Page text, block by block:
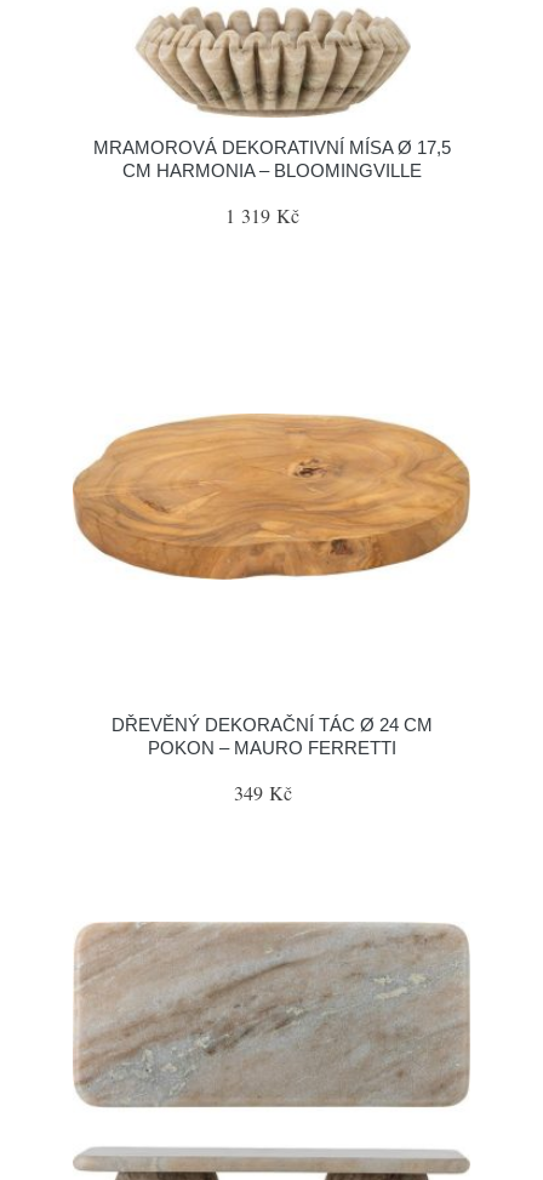
MRAMOROVÁ DEKORATIVNÍ MÍSA Ø 17,5
CM HARMONIA – BLOOMINGVILLE
1 319 Kč
DŘEVĚNÝ DEKORAČNÍ TÁC Ø 24 CM
POKON – MAURO FERRETTI
349 Kč